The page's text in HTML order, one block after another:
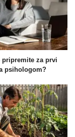
pripremite za prvi
psihologom?